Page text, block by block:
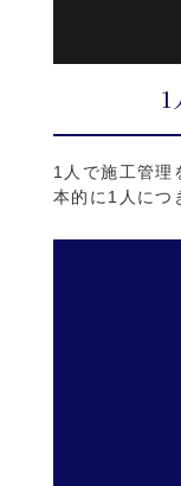
1
1人で施工管理
本的に1人につ